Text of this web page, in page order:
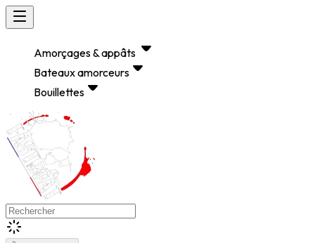
Amorçages & appâts
Bateaux amorceurs
Bouillettes